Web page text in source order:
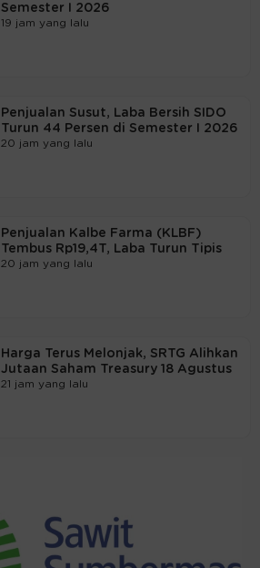
Semester I 2026
19 jam yang lalu
Penjualan Susut, Laba Bersih SIDO
Turun 44 Persen di Semester I 2026
20 jam yang lalu
Penjualan Kalbe Farma (KLBF)
Tembus Rp19,4T, Laba Turun Tipis
20 jam yang lalu
Harga Terus Melonjak, SRTG Alihkan
Jutaan Saham Treasury 18 Agustus
21 jam yang lalu